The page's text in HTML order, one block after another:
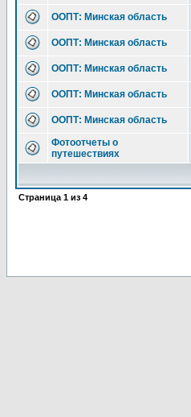
ООПТ: Минская область
ООПТ: Минская область
ООПТ: Минская область
ООПТ: Минская область
ООПТ: Минская область
Фотоотчеты о
путешествиях
Страница 1 из 4